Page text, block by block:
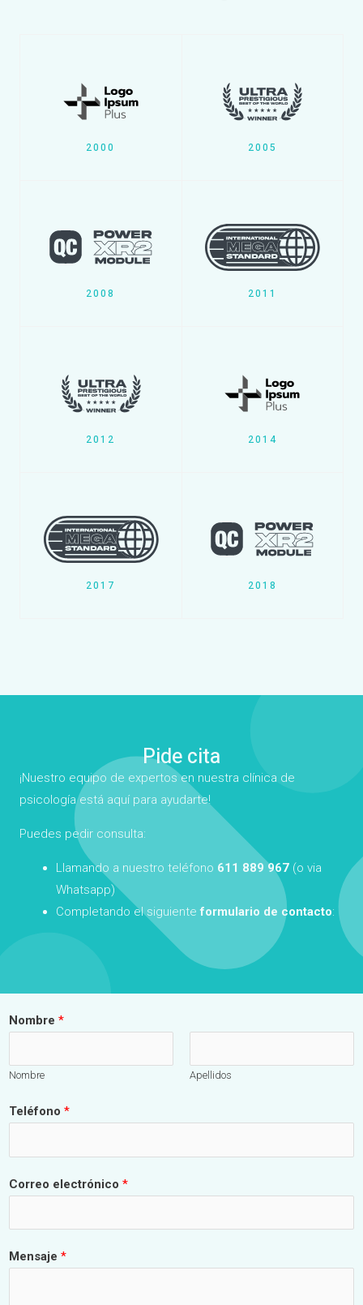
2000 2005
2008 2011
2012 2014
2017 2018
Pide cita
¡Nuestro equipo de expertos en nuestra clínica de
psicología está aquí para ayudarte!
Puedes pedir consulta:
Llamando a nuestro teléfono 611 889 967 (o via
Whatsapp)
Completando el siguienteformulario de contacto:
Nombre *
Nombre Apellidos
Teléfono *
Correo electrónico *
Mensaje *